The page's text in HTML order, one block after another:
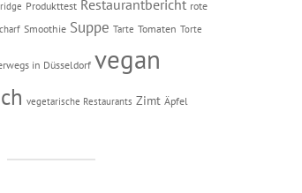
Produkttest Restaurantbericht rote
Smoothie Suppe Tarte Tomaten Torte
in Düsseldorf vegan
vegetarische Restaurants Zimt Äpfel